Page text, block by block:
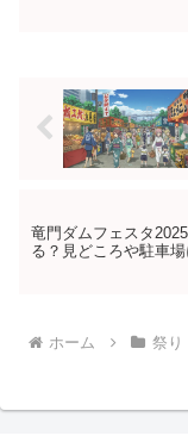
竜門ダムフェスタ
る？見どころや駐車
ホーム 祭り